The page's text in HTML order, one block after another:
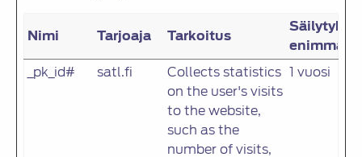
Nimi Tarjoaja Tarkoitus
_pk_id#
satl.fi
Collects statistics
on the user's visits
to the website,
such as the
number of visits,
1 vuosi